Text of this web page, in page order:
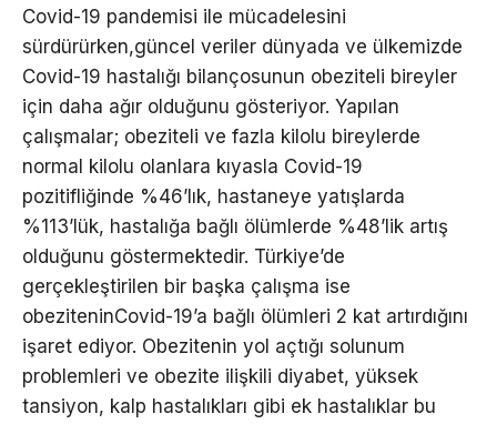
Covid-19 pandemisi ile mücadelesini
sürdürürken,güncel veriler dünyada ve ülkemizde
Covid-19 hastalığı bilançosunun obeziteli bireyler
için daha ağır olduğunu gösteriyor. Yapılan
çalışmalar; obeziteli ve fazla kilolu bireylerde
normal kilolu olanlara kıyasla Covid-19
pozitifliğinde %46’lık, hastaneye yatışlarda
%113’lük, hastalığa bağlı ölümlerde %48’lik artış
olduğunu göstermektedir. Türkiye’de
gerçekleştirilen bir başka çalışma ise
obeziteninCovid-19’a bağlı ölümleri 2 kat artırdığını
işaret ediyor. Obezitenin yol açtığı solunum
problemleri ve obezite ilişkili diyabet, yüksek
tansiyon, kalp hastalıkları gibi ek hastalıklar bu